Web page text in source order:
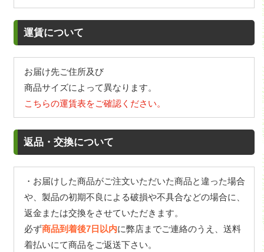
運賃について
お届け先ご住所及び
商品サイズによって異なります。
こちらの運賃表をご確認ください。
返品・交換について
・お届けした商品がご注文いただいた商品と違った場合
や、製品の初期不良による破損や不具合などの場合に、
返金または交換をさせていただきます。
必ず商品到着後7日以内に弊店までご連絡のうえ、送料
着払いにて商品をご返送下さい。